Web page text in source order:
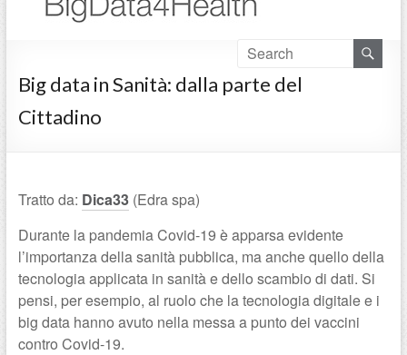
Big data in Sanità: dalla parte del
Cittadino
Tratto da: Dica33(Edra spa)
Durante la pandemia Covid-19 è apparsa evidente
l’importanza della sanità pubblica, ma anche quello della
tecnologia applicata in sanità e dello scambio di dati. Si
pensi, per esempio, al ruolo che la tecnologia digitale e i
big data hanno avuto nella messa a punto dei vaccini
contro Covid-19.